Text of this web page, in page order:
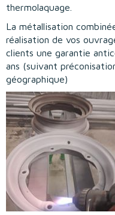
thermolaquage.
La métallisation
réalisation de vos
clients une garantie
ans (suivant
géographique)